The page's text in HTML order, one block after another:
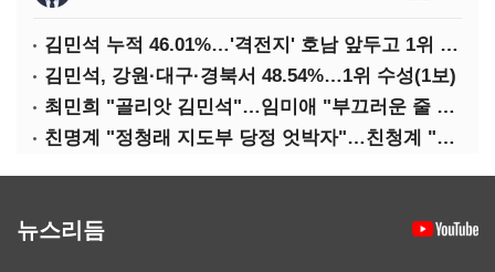
김민석 누적 46.01%…'격전지' 호남 앞두고 1위 지켰다(2보)
김민석, 강원·대구·경북서 48.54%…1위 수성(1보)
최민희 "골리앗 김민석"…임미애 "부끄러운 줄 알아야"
친명계 "정청래 지도부 당정 엇박자"…친청계 "신천지 오물 폭탄"
뉴스리듬